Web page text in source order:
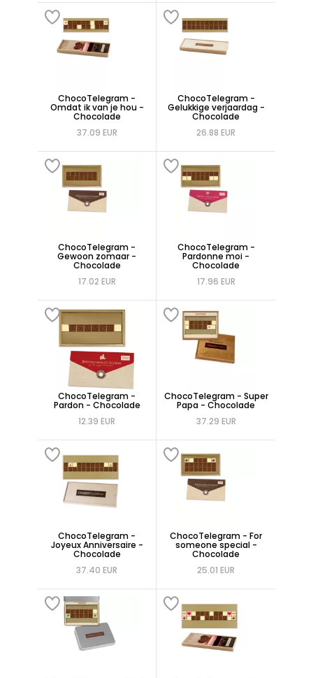
ChocoTelegram -
Omdat ik van je hou -
Chocolade
37.09 EUR
ChocoTelegram -
Gelukkige verjaardag -
Chocolade
26.88 EUR
ChocoTelegram -
Gewoon zomaar -
Chocolade
17.02 EUR
ChocoTelegram -
Pardonne moi -
Chocolade
17.96 EUR
ChocoTelegram -
Pardon - Chocolade
12.39 EUR
ChocoTelegram - Super
Papa - Chocolade
37.29 EUR
ChocoTelegram -
Joyeux Anniversaire -
Chocolade
37.40 EUR
ChocoTelegram - For
someone special -
Chocolade
25.01 EUR